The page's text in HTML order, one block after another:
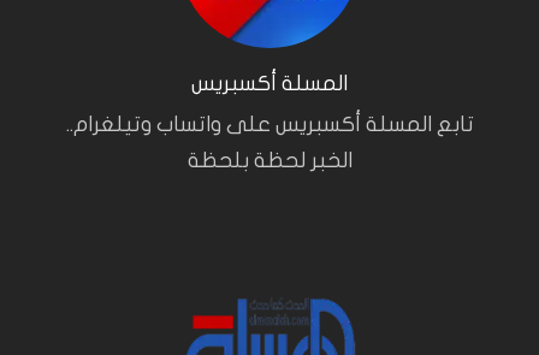
المسلة أكسبريس
تابع المسلة أكسبريس على واتساب وتيلغرام..
الخبر لحظة بلحظة